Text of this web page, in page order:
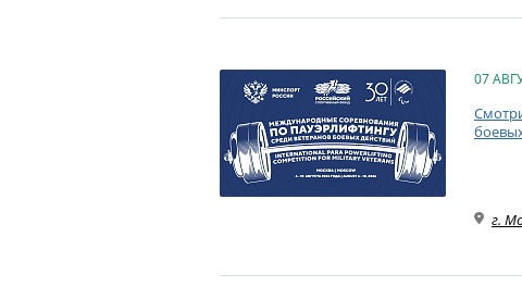
07
г.